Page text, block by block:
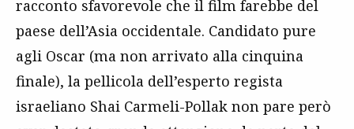
racconto sfavorevole che il film farebbe del
paese dell’Asia occidentale. Candidato pure
agli Oscar (ma non arrivato alla cinquina
finale), la pellicola dell’esperto regista
israeliano Shai Carmeli-Pollak non pare però